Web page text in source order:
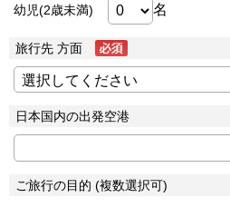
幼児(2歳未満) 名
旅行先 方面
日本国内の出発空港
ご旅行の目的 (複数選択可)